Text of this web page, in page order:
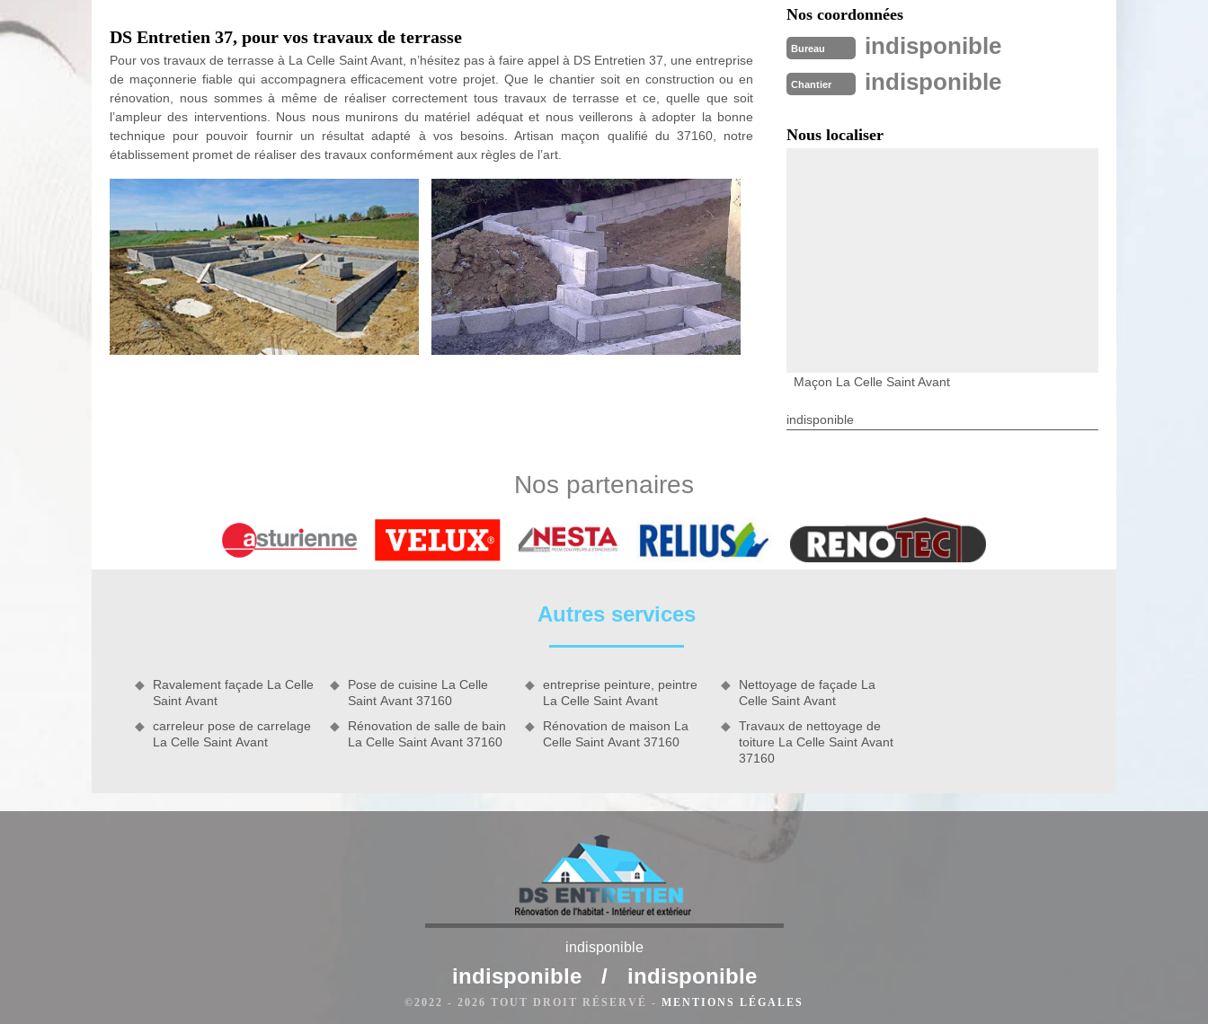
DS Entretien 37, pour vos travaux de terrasse
Pour vos travaux de terrasse à La Celle Saint Avant, n’hésitez pas à faire appel à DS Entretien 37, une entreprise
de maçonnerie fiable qui accompagnera efficacement votre projet. Que le chantier soit en construction ou en
rénovation, nous sommes à même de réaliser correctement tous travaux de terrasse et ce, quelle que soit
l’ampleur des interventions. Nous nous munirons du matériel adéquat et nous veillerons à adopter la bonne
technique pour pouvoir fournir un résultat adapté à vos besoins. Artisan maçon qualifié du 37160, notre
établissement promet de réaliser des travaux conformément aux règles de l’art.
Dans cette optique, nous pouvons intervenir tant sur les bâtiments résidentiels que sur les constructions
mur en parpaing, la construction de muret, la réalisation d’escalier, le dallage, le pavage, les travaux de terrasse,
le montage de cloison, la pose de carrelage et plus encore. N’hésitez pas à nous contacter et à nous demander
les détails de nos prestations.
Le devis travaux de maçonnerie peut être obtenu gratuitement avec l’entreprise DS Entretien 37 à La Celle Saint
personnalisé 24 heures après l’envoi de votre requête. Sachez qu’en plus d’être gratuit, ce devis est accessible
Notre savoir-faire en réalisation de chape
Nos coordonnées
Bureau indisponible
Chantier indisponible
Nous localiser
Maçon La Celle Saint Avant
indisponible
Nos partenaires
Autres services
Ravalement façade La Celle
Saint Avant
carreleur pose de carrelage
La Celle Saint Avant
Pose de cuisine La Celle
Saint Avant 37160
Rénovation de salle de bain
La Celle Saint Avant 37160
entreprise peinture, peintre
La Celle Saint Avant
Rénovation de maison La
Celle Saint Avant 37160
Nettoyage de façade La
Celle Saint Avant
Travaux de nettoyage de
toiture La Celle Saint Avant
indisponible
indisponible / indisponible
©2022 - 2026 TOUT DROIT RÉSERVÉ - MENTIONS LÉGALES